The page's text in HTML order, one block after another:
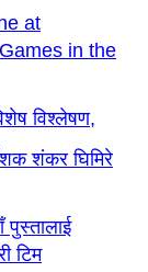
at
in the
विश्लेषण,
शंकर घिमिरे
पुस्तालाई
टिम